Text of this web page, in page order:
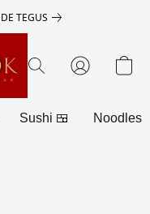
TEGUS
Sushi 🍱 Noodles